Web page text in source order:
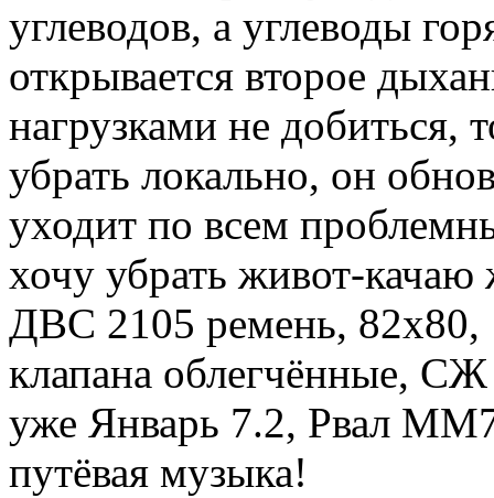
углеводов, а углеводы
открывается второе
нагрузками не добиться,
убрать локально, он
уходит по всем
хочу убрать живот-качаю
ДВС 2105 ремень, 82х80,
клапана облегчённые,
уже Январь 7.2, Рвал
путёвая музыка!